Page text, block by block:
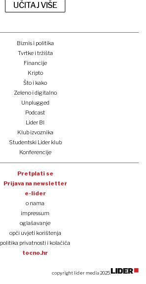
UČITAJ VIŠE
Biznis i politika
Tvrtke i tržišta
Financije
Kripto
Što i kako
Zeleno i digitalno
Unplugged
Podcast
Lider BI
Klub izvoznika
Studentski Lider klub
Konferencije
Pretplati se
Prijava na newsletter
e-lider
o nama
impressum
oglašavanje
opći uvjeti korištenja
politika privatnosti i kolačića
tocno.hr
copyright lider media 2025.